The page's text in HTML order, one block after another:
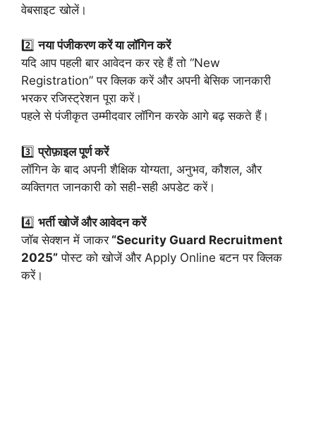
वेबसाइट खोलें।
2️⃣नया पंजीकरण करें या लॉगिन करें
यदि आप पहली बार आवेदन कर रहे हैं तो “New
Registration” पर क्लिक करें और अपनी बेसिक जानकारी
भरकर रजिस्ट्रेशन पूरा करें।
पहले से पंजीकृत उम्मीदवार लॉगिन करके आगे बढ़ सकते हैं।
3️⃣प्रोफ़ाइल पूर्ण करें
लॉगिन के बाद अपनी शैक्षिक योग्यता, अनुभव, कौशल, और
व्यक्तिगत जानकारी को सही-सही अपडेट करें।
4️⃣ भर्ती खोजें और आवेदन करें
जॉब सेक्शन में जाकर“Security Guard Recruitment
2025” पोस्ट को खोजें और Apply Online बटन पर क्लिक
करें।